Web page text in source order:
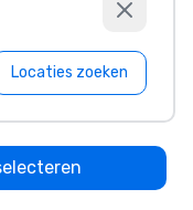
Locaties zoeken